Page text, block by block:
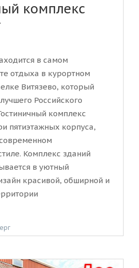
комплекс
в самом
отдыха в курортном
Витязево, который
Российского
комплекс
пятиэтажных корпуса,
Комплекс зданий
в уютный
красивой, обширной и